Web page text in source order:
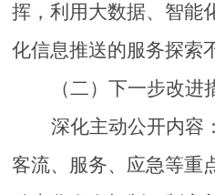
挥，利用大数据、智能
化信息推送的服务探索
（二）下一步改进
深化主动公开内容
客流、服务、应急等重